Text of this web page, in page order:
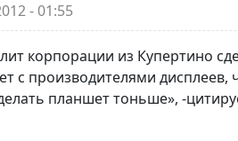
- 01:55
корпорации из Купертино
с производителями
планшет тоньше», -